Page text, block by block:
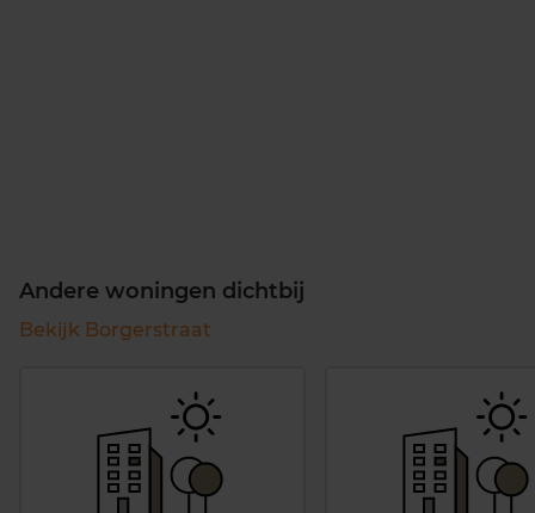
Andere woningen dichtbij
Bekijk Borgerstraat